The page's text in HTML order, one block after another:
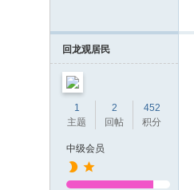
回龙观居民
1
主题
2
回帖
452
积分
中级会员